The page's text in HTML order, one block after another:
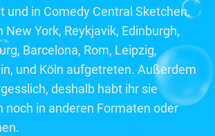
und in Comedy Central Sketchen.
New York, Reykjavik, Edinburgh,
Barcelona, Rom, Leipzig,
und Köln aufgetreten. Außerdem
deshalb habt ihr sie
noch in anderen Formaten oder